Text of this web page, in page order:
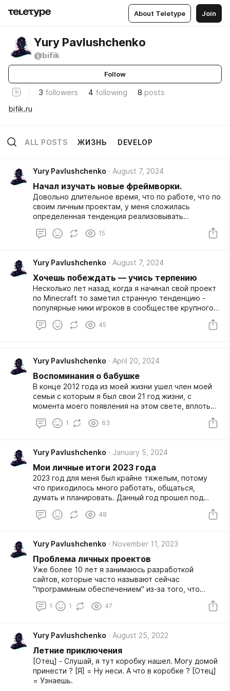
About Teletype Join
Yury Pavlushchenko
@bifik
Follow
3 followers 4 following 8 posts
bifik.ru
ALL POSTS ЖИЗНЬ DEVELOP
Yury Pavlushchenko August 7, 2024
Начал изучать новые фреймворки.
Довольно длительное время, что по работе, что по
своим личным проектам, у меня сложилась
определенная тенденция реализовывать
монолитные решения. Логика у меня была простой
- "привык работать с одним каким-то фреймворком
одной стороны удобно применять то, в чем ты
разбираешься хорошо (или даже отлично), но вот
использовать для простого tg бота (напомню -
просто принять json и просто отправить json,
совершив перед этим какие-то действия) готовый
большой фреймворк, который за собой тянет
огромную простыню зависимостей, модулей,
15
Yury Pavlushchenko August 7, 2024
Хочешь побеждать — учись терпению
Несколько лет назад, когда я начинал свой проект
по Minecraft то заметил странную тенденцию -
популярные ники игроков в сообществе крупного
люди, которые пытаются клонировать всё, что ты
интернет имени.
45
Yury Pavlushchenko April 20, 2024
Воспоминания о бабушке
В конце 2012 года из моей жизни ушел член моей
семьи с которым я был свои 21 год жизни, с
момента моего появления на этом свете, вплоть
до "становлении на жизненный путь". Этот человек
смог добиться того, о чем он часто говорил мне
1 63
Yury Pavlushchenko January 5, 2024
Мои личные итоги 2023 года
2023 год для меня был крайне тяжелым, потому
что приходилось много работать, общаться,
думать и планировать. Данный год прошел под
48
Yury Pavlushchenko November 11, 2023
Проблема личных проектов
Уже более 10 лет я занимаюсь разработкой
сайтов, которые часто называют сейчас
"программным обеспечением" из-за того, что
таких как "системы очередей", "js фреймворки" и
архитектурными вопросами или той частью,
которую пользователи не видят (backend). За
последние несколько лет разработки ко мне,
НАКОНЕЦ-ТО, пришло осознание, что самым
правильным решением для любого разработчика
1 1 47
Yury Pavlushchenko August 25, 2022
Летние приключения
[Отец] - Слушай, я тут коробку нашел. Могу домой
принести ? [Я] = Ну неси. А что в коробке ? [Отец]
= Узнаешь.